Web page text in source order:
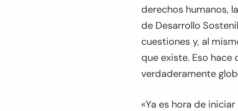
derechos humanos,
de Desarrollo
cuestiones y, al
que existe. Eso hace
verdaderamente
«Ya es hora de